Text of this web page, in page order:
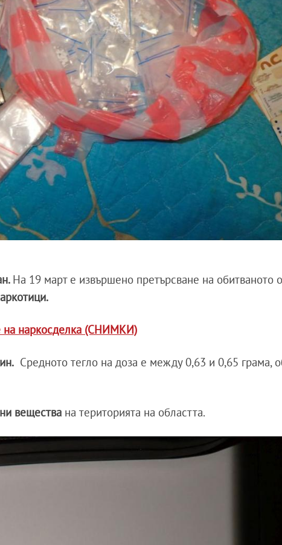
На 19 март е извършено претърсване на обитваното
на наркосделка (СНИМКИ)
Средното тегло на доза е между 0,63 и 0,65 грама,
вещества на територията на областта.